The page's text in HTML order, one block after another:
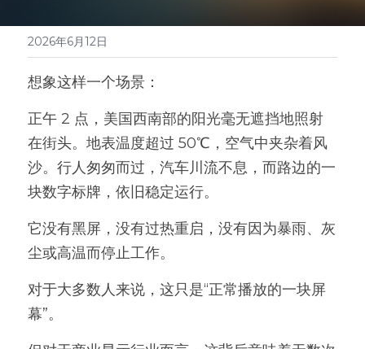
2026年6月12日
想象这样一个场景：
正午 2 点，美国西南部的阳光毫无遮挡地照射
在街头。地表温度超过 50℃，空气中夹杂着风
沙。行人匆匆而过，汽车川流不息，而路边的一
块数字标牌，依旧稳定运行。
它没有黑屏，没有过热重启，没有因为暴雨、灰
尘或高温而停止工作。
对于大多数人来说，这只是“正常播放的一块屏
幕”。